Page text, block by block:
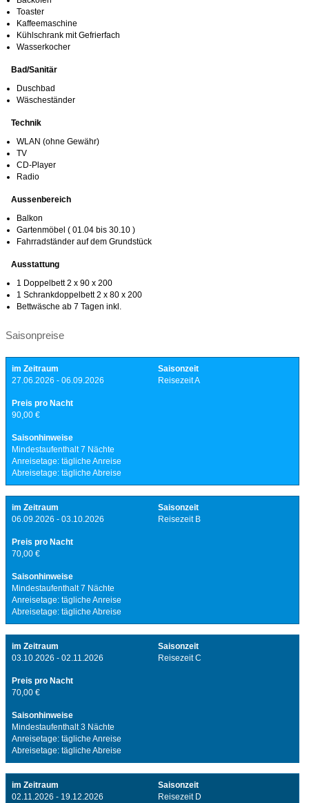
Toaster
Kaffeemaschine
Kühlschrank mit Gefrierfach
Wasserkocher
Bad/Sanitär
Duschbad
Wäscheständer
Technik
WLAN (ohne Gewähr)
TV
CD-Player
Radio
Aussenbereich
Balkon
Gartenmöbel ( 01.04 bis 30.10 )
Fahrradständer auf dem Grundstück
Ausstattung
1 Doppelbett 2 x 90 x 200
1 Schrankdoppelbett 2 x 80 x 200
Bettwäsche ab 7 Tagen inkl.
Saisonpreise
im Zeitraum
27.06.2026 - 06.09.2026
Saisonzeit
Reisezeit A
Preis pro Nacht
90,00 €
Saisonhinweise
Mindestaufenthalt 7 Nächte
Anreisetage: tägliche Anreise
Abreisetage: tägliche Abreise
im Zeitraum
06.09.2026 - 03.10.2026
Saisonzeit
Reisezeit B
Preis pro Nacht
70,00 €
Saisonhinweise
Mindestaufenthalt 7 Nächte
Anreisetage: tägliche Anreise
Abreisetage: tägliche Abreise
im Zeitraum
03.10.2026 - 02.11.2026
Saisonzeit
Reisezeit C
Preis pro Nacht
70,00 €
Saisonhinweise
Mindestaufenthalt 3 Nächte
Anreisetage: tägliche Anreise
Abreisetage: tägliche Abreise
im Zeitraum
02.11.2026 - 19.12.2026
Saisonzeit
Reisezeit D